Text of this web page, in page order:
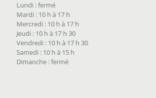
Lundi : fermé
Mardi : 10 h à 17 h
Mercredi : 10 h à 17 h
Jeudi : 10 h à 17 h 30
Vendredi : 10 h à 17 h 30
Samedi : 10 h à 15 h
Dimanche : fermé